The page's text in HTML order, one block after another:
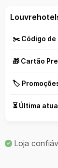
✂️ Código de
🎁 Cartão
🏷️
⏳ Última
Loja